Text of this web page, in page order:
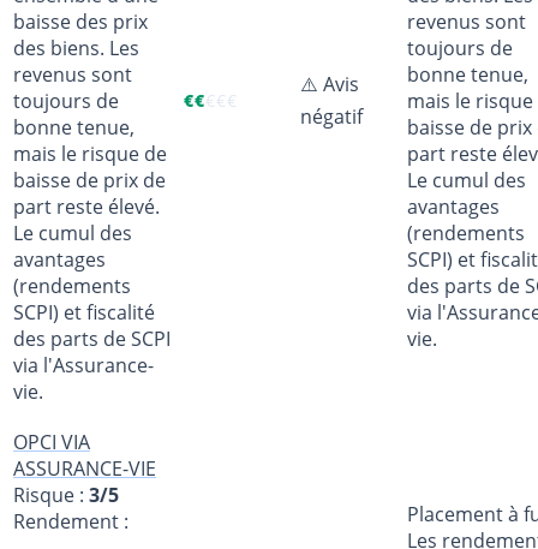
baisse des prix
des biens. Les
revenus sont
toujours de
bonne tenue,
mais le risque de
baisse de prix de
part reste élevé.
Le cumul des
avantages
(rendements
SCPI) et fiscalité
des parts de SCPI
via l'Assurance-
vie.
€€€€€
⚠️ Avis
négatif
revenus sont
toujours de
bonne tenue,
mais le risque
baisse de prix
part reste
Le cumul des
avantages
(rendements
SCPI) et
des parts de
via
vie.
OPCI VIA
ASSURANCE-VIE
Risque : 3/5
Rendement :
Placement à
Les